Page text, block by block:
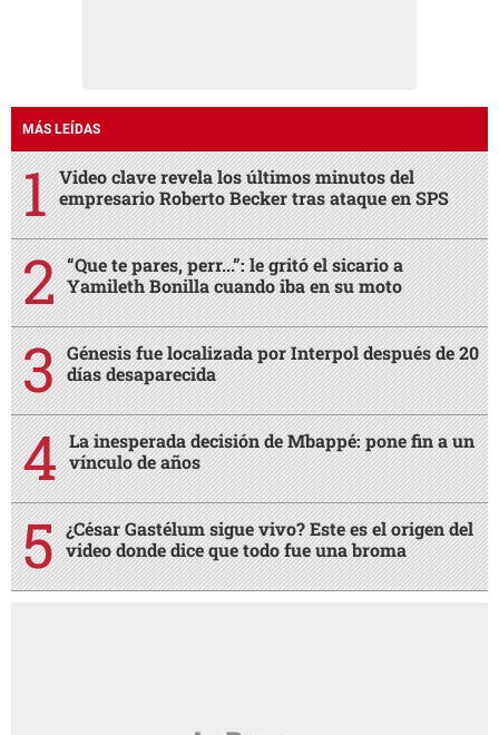
MÁS LEÍDAS
Video clave revela los últimos minutos del
empresario Roberto Becker tras ataque en SPS
“Que te pares, perr...”: le gritó el sicario a
Yamileth Bonilla cuando iba en su moto
Génesis fue localizada por Interpol después de 20
días desaparecida
La inesperada decisión de Mbappé: pone fin a un
vínculo de años
¿César Gastélum sigue vivo? Este es el origen del
video donde dice que todo fue una broma